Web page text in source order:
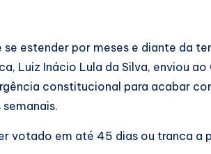
estender por meses e diante da
Luiz Inácio Lula da Silva, enviou
constitucional para acabar
votado em até 45 dias ou tranca a